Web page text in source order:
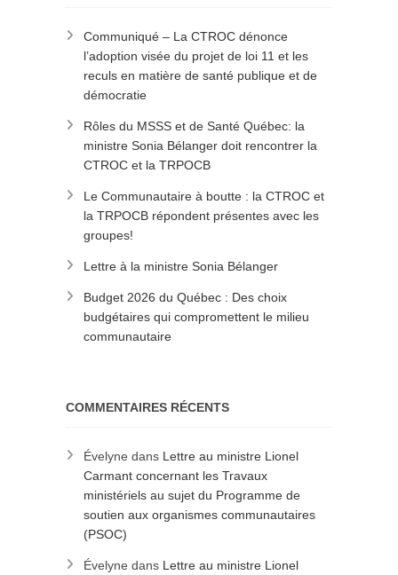
Communiqué – La CTROC dénonce
l’adoption visée du projet de loi 11 et les
reculs en matière de santé publique et de
démocratie
Rôles du MSSS et de Santé Québec: la
ministre Sonia Bélanger doit rencontrer la
CTROC et la TRPOCB
Le Communautaire à boutte : la CTROC et
la TRPOCB répondent présentes avec les
groupes!
Lettre à la ministre Sonia Bélanger
Budget 2026 du Québec : Des choix
budgétaires qui compromettent le milieu
communautaire
COMMENTAIRES RÉCENTS
Évelyne dans Lettre au ministre Lionel
Carmant concernant les Travaux
ministériels au sujet du Programme de
soutien aux organismes communautaires
(PSOC)
Évelyne dans Lettre au ministre Lionel